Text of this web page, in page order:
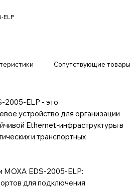
ELP
Сопутствующие товары
2005-ELP - это
устройство для организации
Ethernet-инфраструктуры в
и транспортных
EDS-2005-ELP:
для подключения